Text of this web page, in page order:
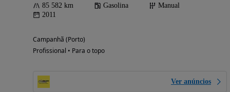
85 582 km Gasolina
Manual
2011
Campanhã (Porto)
Profissional • Para o topo
Ver anúncios